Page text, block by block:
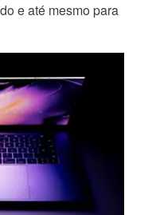
e até mesmo para